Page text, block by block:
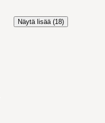
Näytä lisää (18)